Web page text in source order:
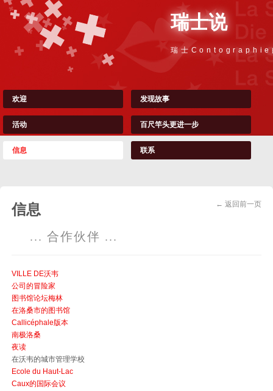
瑞士说
瑞士Contographie
欢迎 发现故事
活动 百尺竿头更进一步
信息 联系
← 返回前一页
信息
... 合作伙伴 ...
VILLE DE沃韦
公司的冒险家
图书馆论坛梅林
在洛桑市的图书馆
Callicéphale版本
南极洛桑
夜读
在沃韦的城市管理学校
Ecole du Haut-Lac
Caux的国际会议